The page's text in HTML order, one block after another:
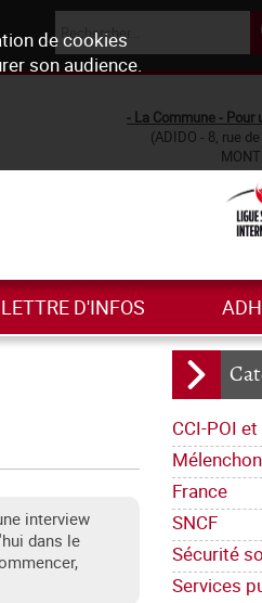
de cookies
son audience.
- La Commune - Pour
(ADIDO - 8, rue
D'INFOS
CCI-POI
France
SNCF
Sécurité
Services
interview
dans le